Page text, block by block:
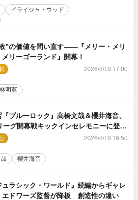
イライジャ・ウッド
”の価値を問い直す――『メリー・メリ
メリーゴーランド』開幕！
2026/8/10 17:00
林明寛
『ブルーロック』高橋文哉＆櫻井海音、
ーグ開幕戦キックインセレモニーに登場
の声到着
2026/8/10 16:50
櫻井海音
ュラシック・ワールド』続編からギャレ
エドワーズ監督が降板 創造性の違い